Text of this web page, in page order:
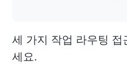
세 가지 작업 라우팅 접
세요.